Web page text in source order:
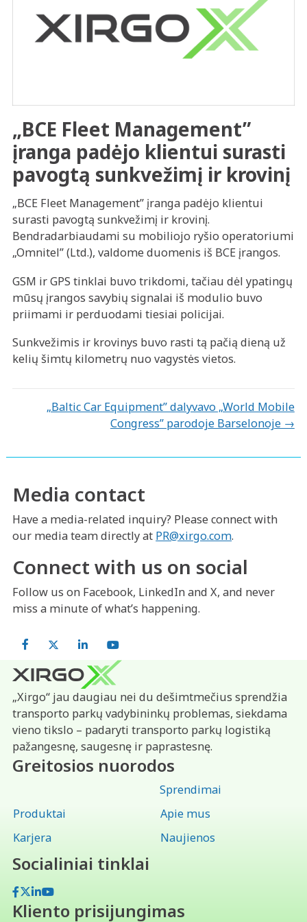
„BCE Fleet Management”
įranga padėjo klientui surasti
pavogtą sunkvežimį ir krovinį
„BCE Fleet Management” įranga padėjo klientui
surasti pavogtą sunkvežimį ir krovinį.
Bendradarbiaudami su mobiliojo ryšio operatoriumi
„Omnitel” (Ltd.), valdome duomenis iš BCE įrangos.
GSM ir GPS tinklai buvo trikdomi, tačiau dėl ypatingų
mūsų įrangos savybių signalai iš modulio buvo
priimami ir perduodami tiesiai policijai.
Sunkvežimis ir krovinys buvo rasti tą pačią dieną už
kelių šimtų kilometrų nuo vagystės vietos.
Posts
navigation
„Baltic Car Equipment” dalyvavo „World Mobile
Congress” parodoje Barselonoje →
Media contact
Have a media-related inquiry? Please connect with
our media team directly at PR@xirgo.com.
Connect with us on social
Follow us on Facebook, LinkedIn and X, and never
miss a minute of what’s happening.
Facebook LinkedIn
„Xirgo“ jau daugiau nei du dešimtmečius sprendžia
transporto parkų vadybininkų problemas, siekdama
vieno tikslo – padaryti transporto parkų logistiką
pažangesnę, saugesnę ir paprastesnę.
Greitosios nuorodos
Sprendimai
Produktai
Apie mus
Karjera
Naujienos
Socialiniai tinklai
Facebook
X LinkedIn
Kliento prisijungimas